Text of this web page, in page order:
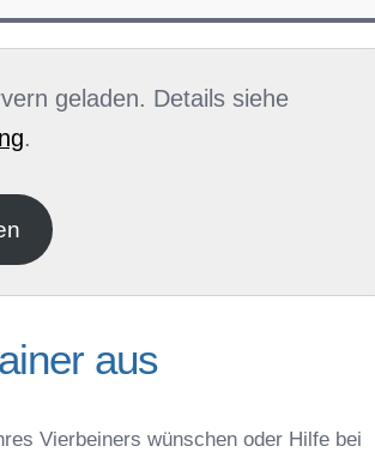
geladen. Details siehe
.
aus
Vierbeiners wünschen oder Hilfe bei